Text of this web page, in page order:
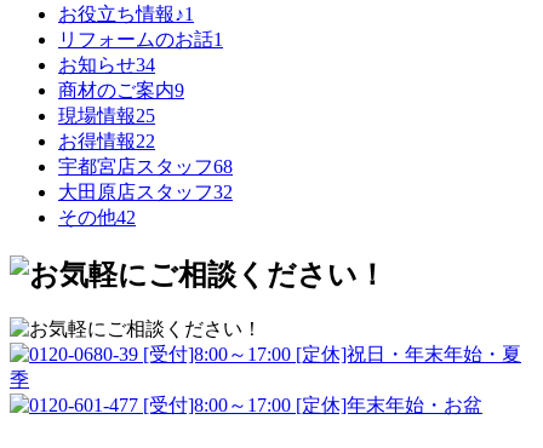
お役立ち情報♪1
リフォームのお話1
お知らせ34
商材のご案内9
現場情報25
お得情報22
宇都宮店スタッフ68
大田原店スタッフ32
その他42